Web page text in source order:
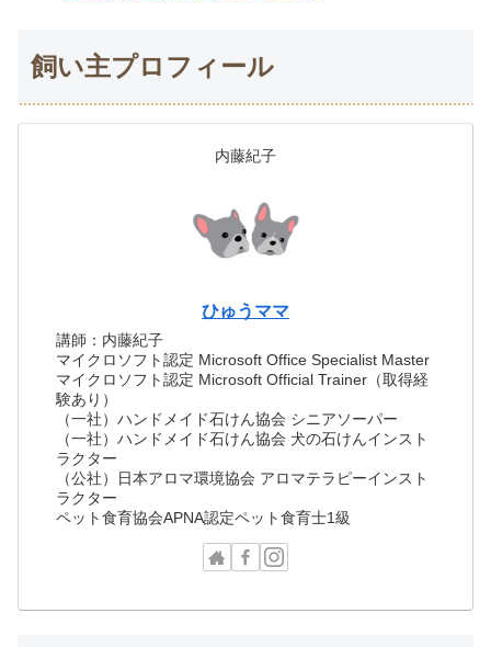
飼い主プロフィール
内藤紀子
ひゅうママ
講師：内藤紀子
マイクロソフト認定 Microsoft Office Specialist Master
マイクロソフト認定 Microsoft Official Trainer（取得経
験あり）
（一社）ハンドメイド石けん協会 シニアソーパー
（一社）ハンドメイド石けん協会 犬の石けんインスト
ラクター
（公社）日本アロマ環境協会 アロマテラピーインスト
ラクター
ペット食育協会APNA認定ペット食育士1級